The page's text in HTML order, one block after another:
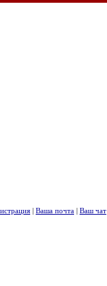
| Ваша почта | Ваш чат